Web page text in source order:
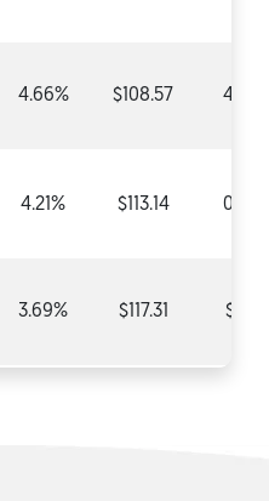
4.66% $108.57
4.21% $113.14
3.69% $117.31